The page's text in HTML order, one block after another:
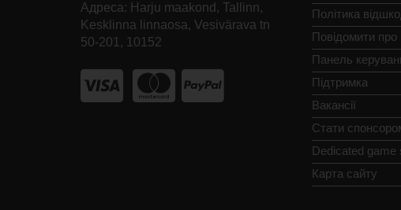
Адреса: Harju maakond, Tallinn,
Kesklinna linnaosa, Vesivärava tn
50-201, 10152
Політика
Повідомити
Панель
Підтримка
Вакансії
Стати
Dedicated game
Карта сайту